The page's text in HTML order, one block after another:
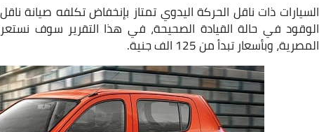
السيارات ذات ناقل الحركة اليدوي تمتاز بإنخفاض تكلفه صيانة
المصرية، وبأسعار تبدأ من 125 الف جنية.